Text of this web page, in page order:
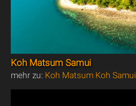
Koh Matsum Samui
mehr zu: Koh Matsum Koh Samui